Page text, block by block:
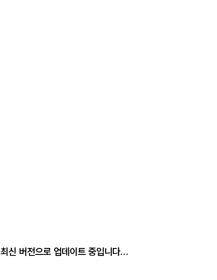
최신 버전으로 업데이트 중입니다…